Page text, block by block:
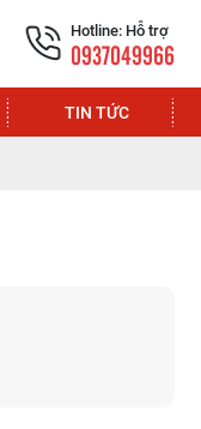
Hotline: Hỗ trợ
0937049966
TIN TỨC